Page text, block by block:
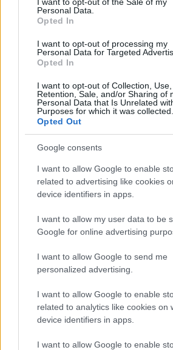
Personal Data.
Opted In
I want to opt-out of processing my
Personal Data for Targeted
Opted In
I want to opt-out of Collection, Use,
Retention, Sale, and/or Sharing of
Personal Data that Is Unrelated
Purposes for which it was collected.
Opted Out
Google consents
I want to allow Google to enable
related to advertising like cookies
device identifiers in apps.
I want to allow my user data to be
Google for online advertising
I want to allow Google to send me
personalized advertising.
I want to allow Google to enable
related to analytics like cookies on
device identifiers in apps.
I want to allow Google to enable
REAKTOR
LEGNÉPSZERŰBB
Manaus: a dzsungel szívének
Magyarország rejtett
Irak nagy dobása: új
közepén
Mik alakítják a gondolkodásod?
kognitív torzítások
Közép-Mediterrán útvonal, A
az Indiai-óceáni út
A közlekedés mérföldkövei
FACEBOOK